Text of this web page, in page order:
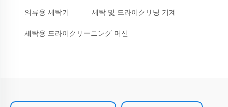
의류용 세탁기 세탁 및 드라이クリ닝 기계
세탁용 드라이クリーニング 머신